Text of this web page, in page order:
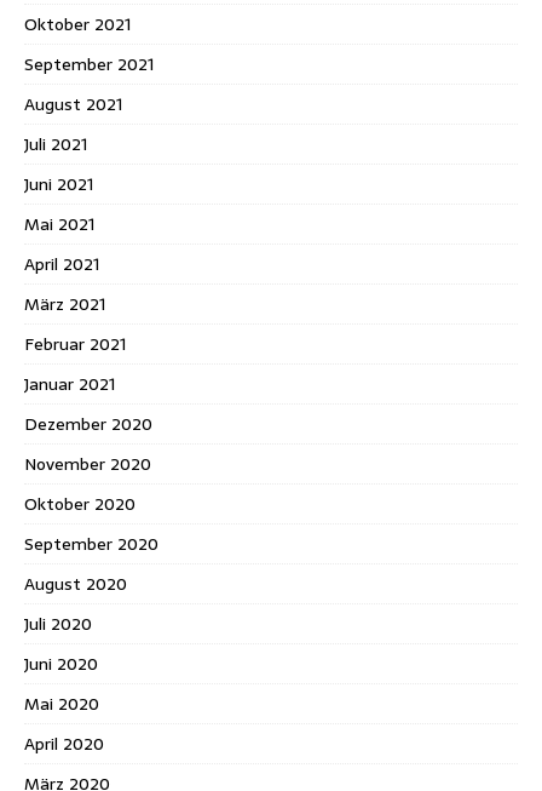
Oktober 2021
September 2021
August 2021
Juli 2021
Juni 2021
Mai 2021
April 2021
März 2021
Februar 2021
Januar 2021
Dezember 2020
November 2020
Oktober 2020
September 2020
August 2020
Juli 2020
Juni 2020
Mai 2020
April 2020
März 2020